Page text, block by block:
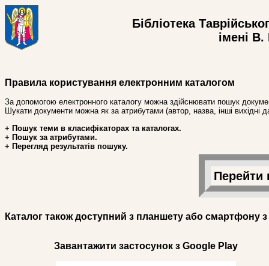
Бібліотека
імені В.
Правила користування електронним каталогом
За допомогою електронного каталогу можна здійснювати пошук
Шукати документи можна як за атрибутами (автор, назва, інші вихідні
+ Пошук теми в класифікаторах та каталогах.
+ Пошук за атрибутами.
+ Перегляд результатів пошуку.
Перейти
Каталог також доступний з планшету або смартфону
Завантажити застосунок з Google Play